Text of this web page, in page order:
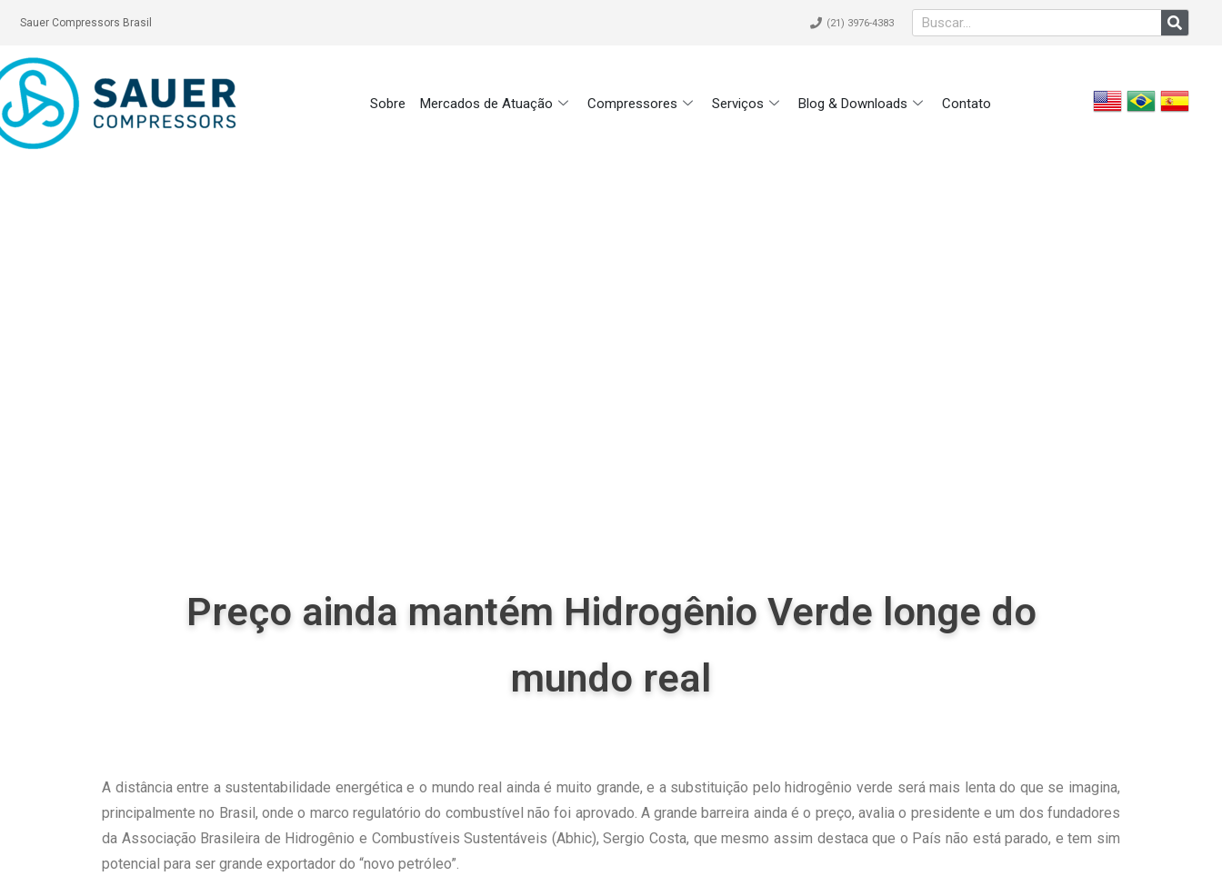
Sauer Compressors Brasil (21) 3976-4383
Sobre Mercados de Atuação Compressores Serviços Blog & Downloads Contato
Preço ainda mantém Hidrogênio Verde longe do
mundo real
A distância entre a sustentabilidade energética e o mundo real ainda é muito grande, e a substituição pelo hidrogênio verde será mais lenta do que se imagina,
principalmente no Brasil, onde o marco regulatório do combustível não foi aprovado. A grande barreira ainda é o preço, avalia o presidente e um dos fundadores
da Associação Brasileira de Hidrogênio e Combustíveis Sustentáveis (Abhic), Sergio Costa, que mesmo assim destaca que o País não está parado, e tem sim
potencial para ser grande exportador do “novo petróleo”.